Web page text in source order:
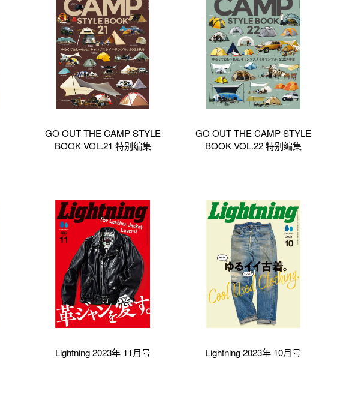
GO OUT THE CAMP STYLE
BOOK VOL.21 特别编集
GO OUT THE CAMP STYLE
BOOK VOL.22 特别编集
Lightning 2023年 11月号 Lightning 2023年 10月号